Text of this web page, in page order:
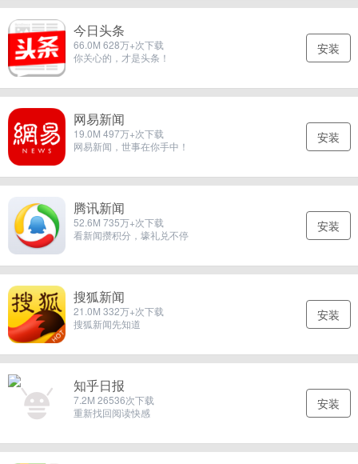
今日头条
66.0M 628万+次下载
你关心的，才是头条！
安装
网易新闻
19.0M 497万+次下载
网易新闻，世事在你手中！
安装
腾讯新闻
52.6M 735万+次下载
看新闻攒积分，壕礼兑不停
安装
搜狐新闻
21.0M 332万+次下载
搜狐新闻先知道
安装
知乎日报
7.2M 26536次下载
重新找回阅读快感
安装